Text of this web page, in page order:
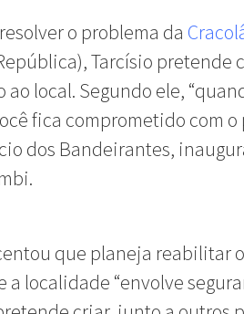
o problema da
Tarcísio pretende
local. Segundo ele,
fica comprometido com o
dos Bandeirantes,
que planeja reabilitar
a localidade “envolve